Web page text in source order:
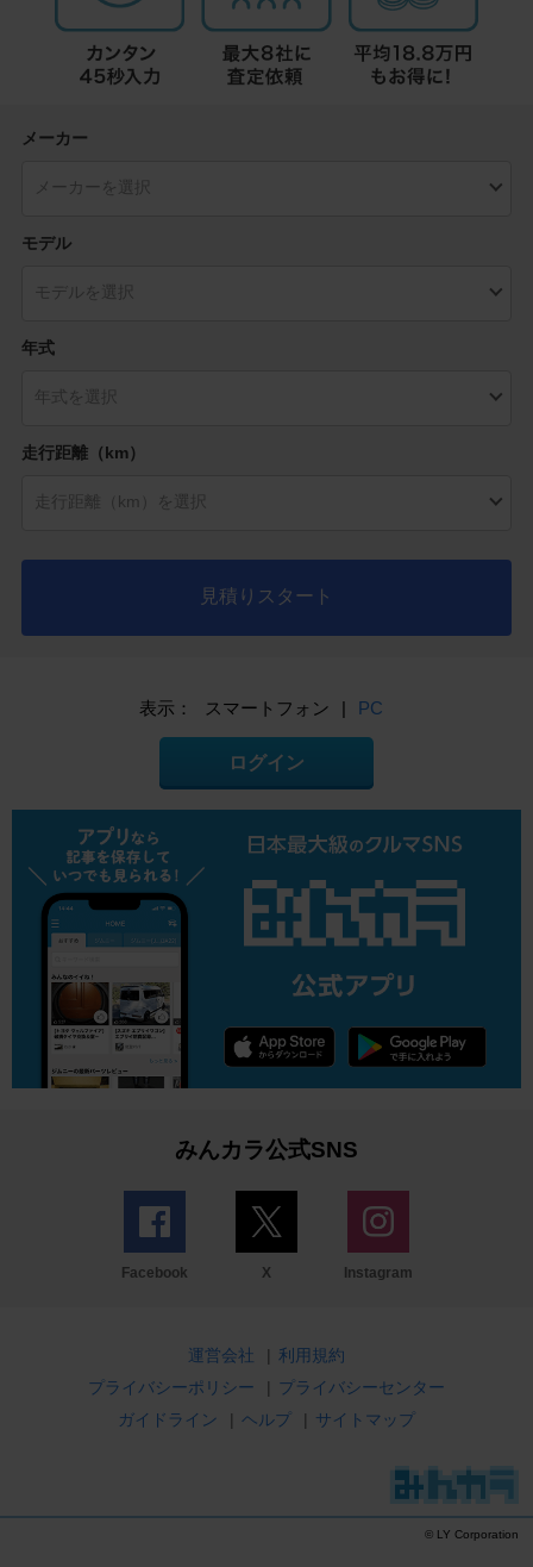
メーカー
モデル
年式
走行距離（km）
見積りスタート
表示： スマートフォン | PC
ログイン
みんカラ公式SNS
Facebook X Instagram
運営会社 | 利用規約
プライバシーポリシー
| プライバシーセンター
ガイドライン
| ヘルプ | サイトマップ
© LY Corporation